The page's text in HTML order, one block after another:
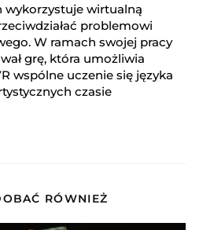
wirtualną
problemowi
W ramach swojej pracy
grę, która umożliwia
wspólne uczenie się języka
czasie
RÓWNIEŻ